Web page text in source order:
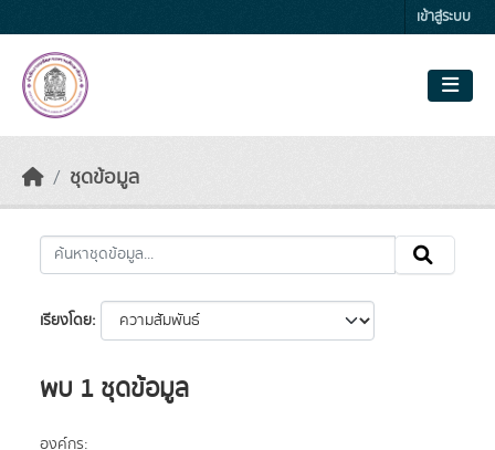
เข้าสู่ระบบ
ชุดข้อมูล
เรียงโดย
พบ 1 ชุดข้อมูล
องค์กร: